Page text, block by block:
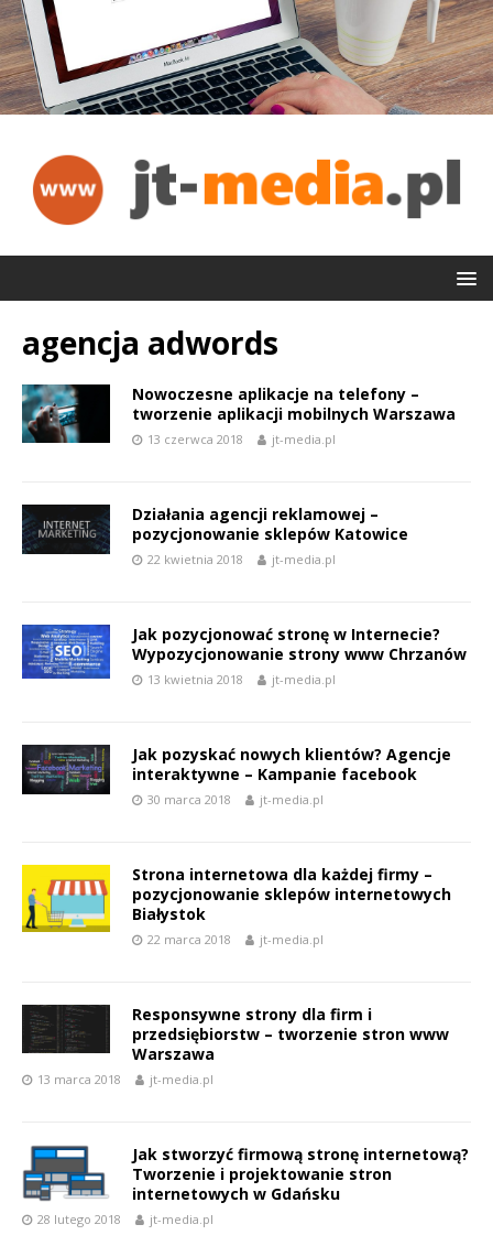
agencja adwords
Nowoczesne aplikacje na telefony –
tworzenie aplikacji mobilnych Warszawa
13 czerwca 2018 jt-media.pl
Działania agencji reklamowej –
pozycjonowanie sklepów Katowice
22 kwietnia 2018 jt-media.pl
Jak pozycjonować stronę w Internecie?
Wypozycjonowanie strony www Chrzanów
13 kwietnia 2018 jt-media.pl
Jak pozyskać nowych klientów? Agencje
interaktywne – Kampanie facebook
30 marca 2018 jt-media.pl
Strona internetowa dla każdej firmy –
pozycjonowanie sklepów internetowych
Białystok
22 marca 2018 jt-media.pl
Responsywne strony dla firm i
przedsiębiorstw – tworzenie stron www
Warszawa
13 marca 2018 jt-media.pl
Jak stworzyć firmową stronę internetową?
Tworzenie i projektowanie stron
internetowych w Gdańsku
28 lutego 2018 jt-media.pl